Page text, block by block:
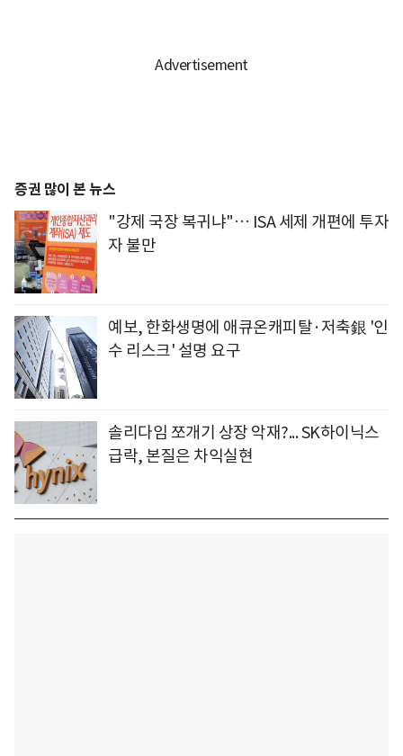
증권 많이 본 뉴스
"강제 국장 복귀냐"… ISA 세제 개편에 투자
자 불만
예보, 한화생명에 애큐온캐피탈·저축銀 '인
수 리스크' 설명 요구
솔리다임 쪼개기 상장 악재?... SK하이닉스
급락, 본질은 차익실현